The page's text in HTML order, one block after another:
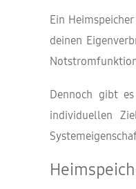
Ein
deinen
Dennoch gibt
individuellen